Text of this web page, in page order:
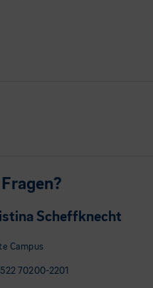
Scheffknecht
Campus
70200-2201